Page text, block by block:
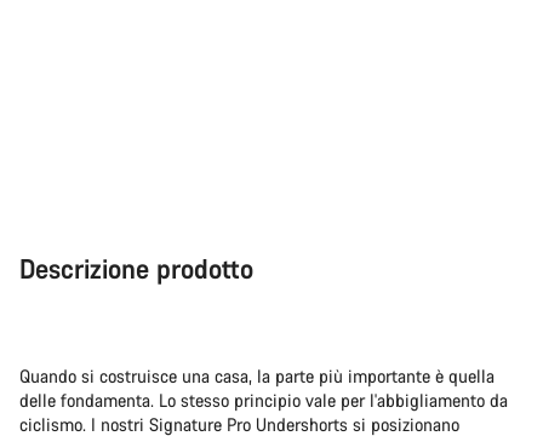
Descrizione prodotto
Quando si costruisce una casa, la parte più importante è quella
delle fondamenta. Lo stesso principio vale per l'abbigliamento da
ciclismo. I nostri Signature Pro Undershorts si posizionano